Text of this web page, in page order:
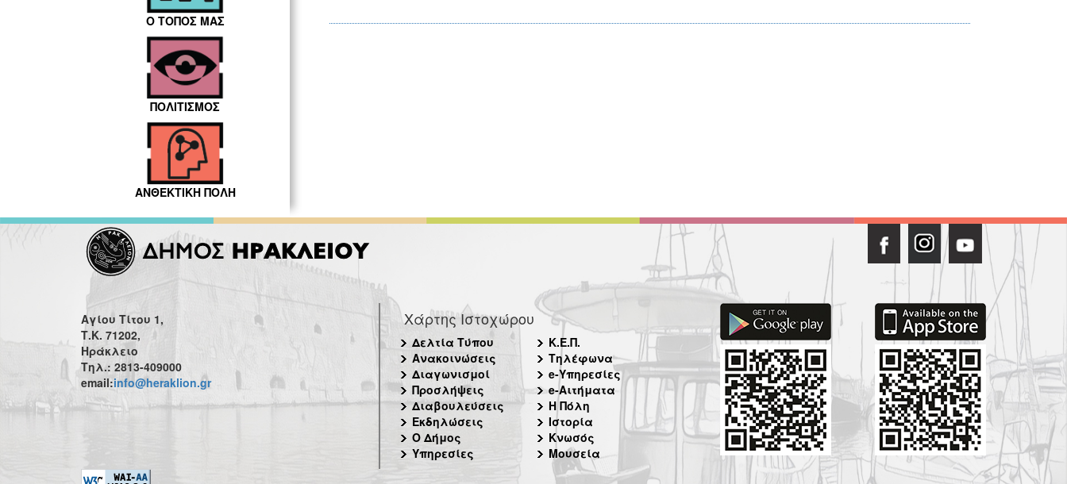
Ο ΤΟΠΟΣ ΜΑΣ
ΠΟΛΙΤΙΣΜΟΣ
ΑΝΘΕΚΤΙΚΗ ΠΟΛΗ
Αγίου Τίτου 1,
Τ.Κ. 71202,
Ηράκλειο
Τηλ.: 2813-409000
email:info@heraklion.gr
Χάρτης Ιστοχώρου
Δελτία Τύπου
Ανακοινώσεις
Διαγωνισμοί
Προσλήψεις
Διαβουλεύσεις
Εκδηλώσεις
Ο Δήμος
Υπηρεσίες
Κ.Ε.Π.
Τηλέφωνα
e-Υπηρεσίες
e-Αιτήματα
Η Πόλη
Ιστορία
Κνωσός
Μουσεία